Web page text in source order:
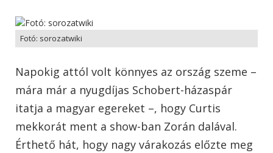
Fotó: sorozatwiki
Napokig attól volt könnyes az ország szeme –
mára már a nyugdíjas Schobert-házaspár
itatja a magyar egereket –, hogy Curtis
mekkorát ment a show-ban Zorán dalával.
Érthető hát, hogy nagy várakozás előzte meg